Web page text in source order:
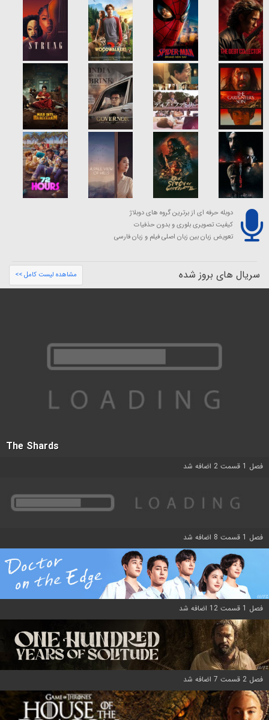
دوبله حرفه ای از برترین گروه های دوبلاژ
کیفیت تصویری بلوری و بدون حذفیات
تعویض زبان بین زبان اصلی فیلم و زبان فارسی
سریال های بروز شده مشاهده لیست کامل >>
The Shards
فصل 1 قسمت 2 اضافه شد
فصل 1 قسمت 8 اضافه شد
فصل 1 قسمت 12 اضافه شد
فصل 2 قسمت 7 اضافه شد